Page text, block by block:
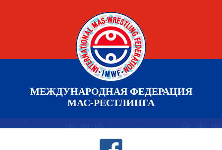
МЕЖДУНАРОДНАЯ ФЕДЕРАЦИЯ
МАС-РЕСТЛИНГА